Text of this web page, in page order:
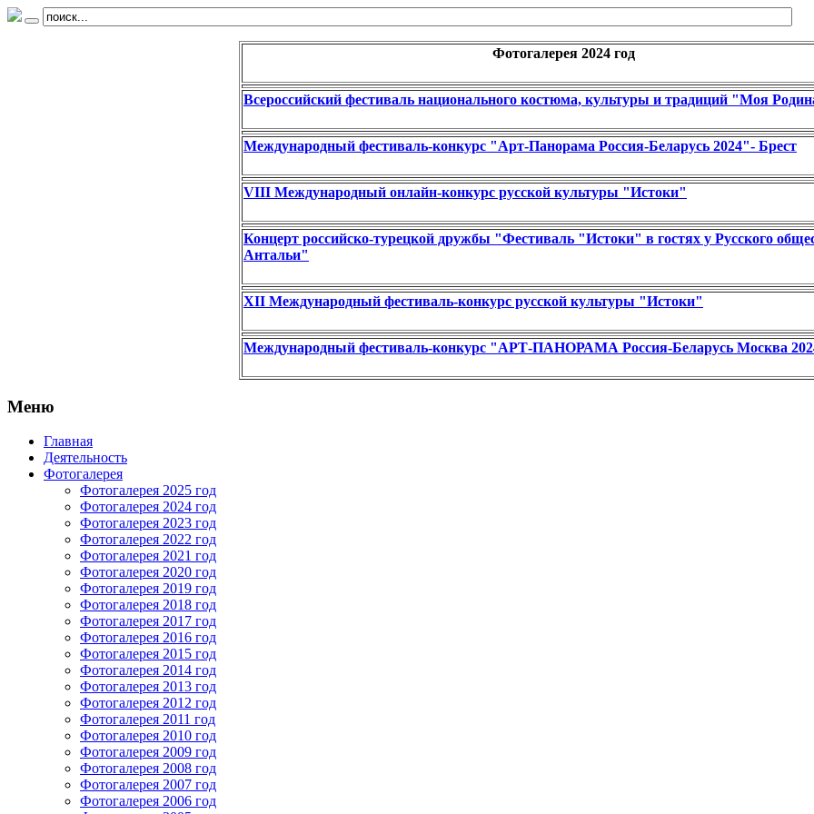
Фотогалерея 2024 год
Всероссийский фестиваль национального костюма, культуры и традиций "Моя
Международный фестиваль-конкурс "Арт-Панорама Россия-Беларусь 2024"- Брест
VIII Международный онлайн-конкурс русской культуры "Истоки"
Концерт российско-турецкой дружбы "Фестиваль "Истоки" в гостях у Русского
Антальи"
XII Международный фестиваль-конкурс русской культуры "Истоки"
Международный фестиваль-конкурс "АРТ-ПАНОРАМА Россия-Беларусь Москва
Меню
Главная
Деятельность
Фотогалерея
Фотогалерея 2025 год
Фотогалерея 2024 год
Фотогалерея 2023 год
Фотогалерея 2022 год
Фотогалерея 2021 год
Фотогалерея 2020 год
Фотогалерея 2019 год
Фотогалерея 2018 год
Фотогалерея 2017 год
Фотогалерея 2016 год
Фотогалерея 2015 год
Фотогалерея 2014 год
Фотогалерея 2013 год
Фотогалерея 2012 год
Фотогалерея 2011 год
Фотогалерея 2010 год
Фотогалерея 2009 год
Фотогалерея 2008 год
Фотогалерея 2007 год
Фотогалерея 2006 год